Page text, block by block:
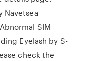
Navetsea
SIM
Eyelash by S-
check the